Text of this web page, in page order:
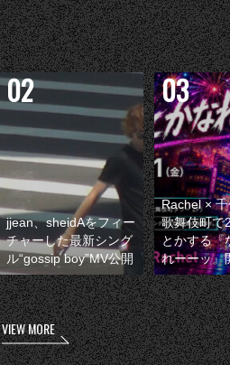
jjean、sheidAをフィー
チャーした最新シング
ル“gossip boy”MV公開
Rachel ×
歌舞伎町で
とかする『
れーーッ』
VIEW MORE